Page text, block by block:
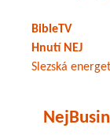
BibleTV
Hnutí NEJ
Slezská